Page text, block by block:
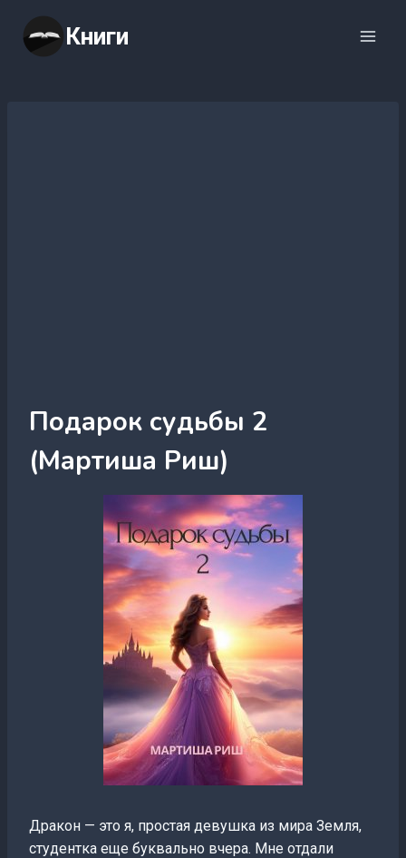
содержимому
Книги
Подарок судьбы 2
(Мартиша Риш)
Дракон — это я, простая девушка из мира Земля,
студентка еще буквально вчера. Мне отдали